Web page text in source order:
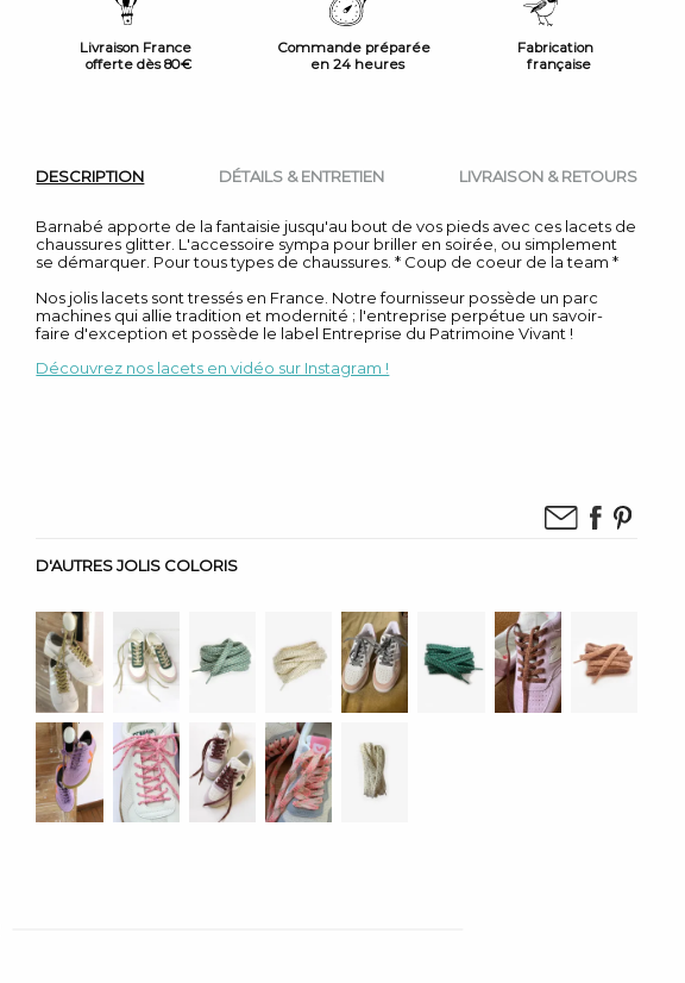
Livraison France
offerte dès 80€
Commande préparée
en 24 heures
Fabrication
française
DESCRIPTION DÉTAILS & ENTRETIEN LIVRAISON & RETOURS
Barnabé apporte de la fantaisie jusqu'au bout de vos pieds avec ces lacets de
chaussures glitter. L'accessoire sympa pour briller en soirée, ou simplement
se démarquer. Pour tous types de chaussures. * Coup de coeur de la team *
Nos jolis lacets sont tressés en France. Notre fournisseur possède un parc
machines qui allie tradition et modernité ; l'entreprise perpétue un savoir-
faire d'exception et possède le label Entreprise du Patrimoine Vivant !
Découvrez nos lacets en vidéo sur Instagram !
D'AUTRES JOLIS COLORIS